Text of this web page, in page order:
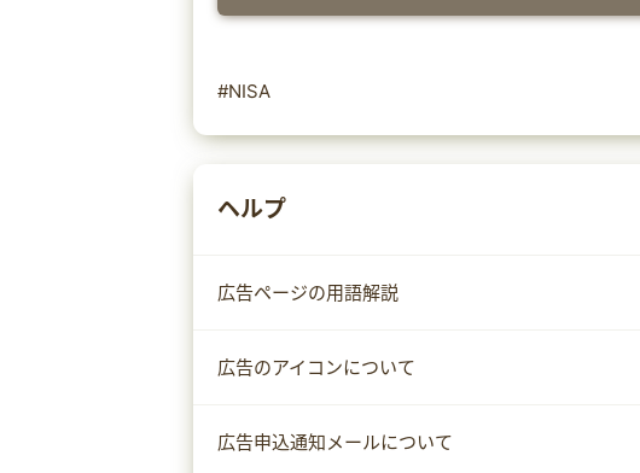
#NISA
ヘルプ
広告ページの用語解説
広告のアイコンについて
広告申込通知メールについて